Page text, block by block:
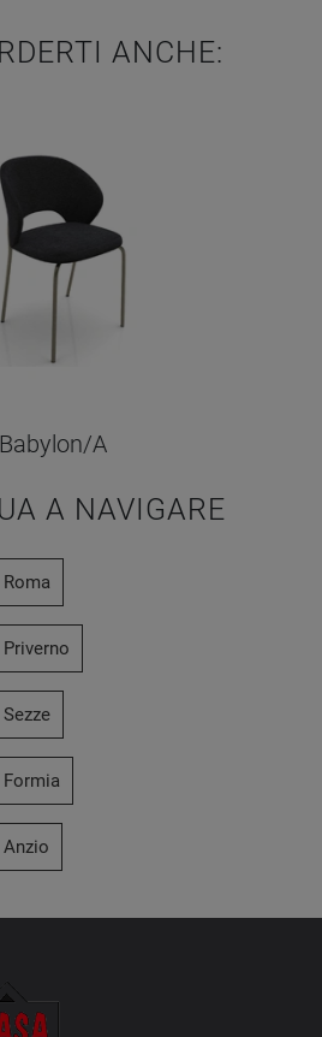
ANCHE:
Babylon/A
A NAVIGARE
Formia